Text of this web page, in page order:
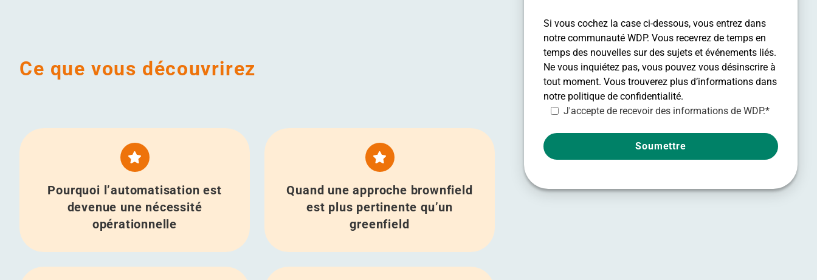
Ce que vous découvrirez
Pourquoi l’automatisation est
devenue une nécessité
opérationnelle
Quand une approche brownfield
est plus pertinente qu’un
greenfield
Si vous cochez la case ci-dessous, vous entrez dans
notre communauté WDP. Vous recevrez de temps en
temps des nouvelles sur des sujets et événements liés.
Ne vous inquiétez pas, vous pouvez vous désinscrire à
tout moment. Vous trouverez plus d’informations dans
notre politique de confidentialité.
J'accepte de recevoir des informations de WDP.*